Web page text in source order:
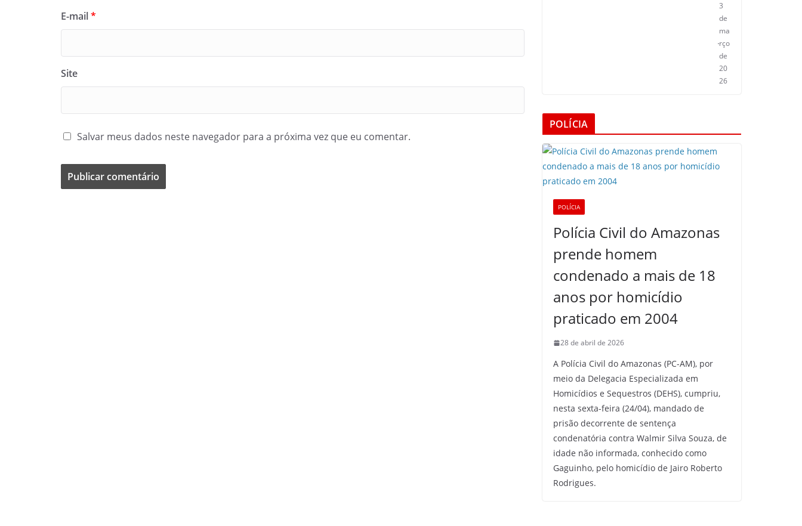
E-mail*
Site
Salvar meus dados neste navegador para a próxima vez que eu comentar.
3
de
ma
rço
de
20
26
POLÍCIA
POLÍCIA
Polícia Civil do Amazonas
prende homem
condenado a mais de 18
anos por homicídio
praticado em 2004
28 de abril de 2026
A Polícia Civil do Amazonas (PC-AM), por
meio da Delegacia Especializada em
Homicídios e Sequestros (DEHS), cumpriu,
nesta sexta-feira (24/04), mandado de
prisão decorrente de sentença
condenatória contra Walmir Silva Souza, de
idade não informada, conhecido como
Gaguinho, pelo homicídio de Jairo Roberto
Rodrigues.